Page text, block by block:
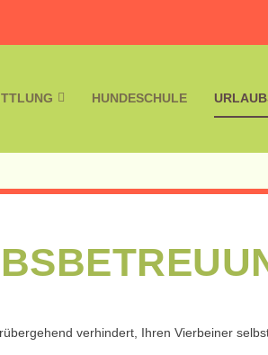
HUNDESCHULE
verhindert, Ihren Vierbeiner